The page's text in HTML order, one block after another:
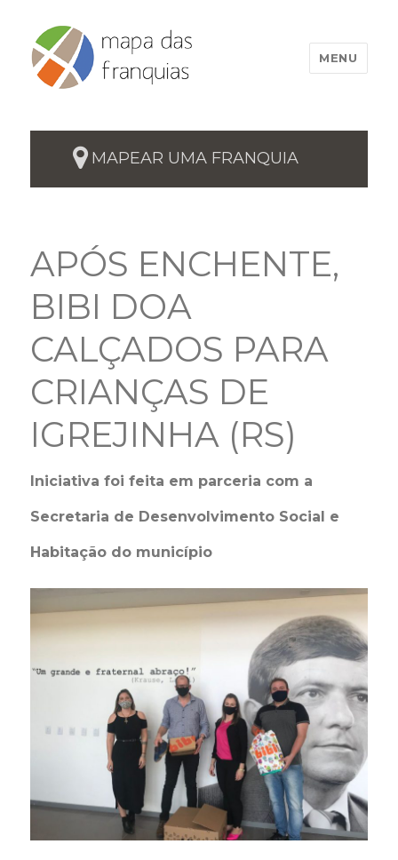
MENU
MAPEAR UMA FRANQUIA
APÓS ENCHENTE,
BIBI DOA
CALÇADOS PARA
CRIANÇAS DE
IGREJINHA (RS)
Iniciativa foi feita em parceria com a
Secretaria de Desenvolvimento Social e
Habitação do município